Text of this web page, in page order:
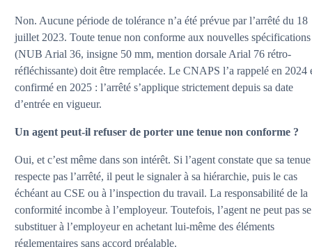
Non. Aucune période de tolérance n’a été prévue par l’arrêté du 18
juillet 2023. Toute tenue non conforme aux nouvelles spécifications
(NUB Arial 36, insigne 50 mm, mention dorsale Arial 76 rétro-
réfléchissante) doit être remplacée. Le CNAPS l’a rappelé en 2024
confirmé en 2025 : l’arrêté s’applique strictement depuis sa date
d’entrée en vigueur.
Un agent peut-il refuser de porter une tenue non conforme ?
Oui, et c’est même dans son intérêt. Si l’agent constate que sa
respecte pas l’arrêté, il peut le signaler à sa hiérarchie, puis le cas
échéant au CSE ou à l’inspection du travail. La responsabilité de la
conformité incombe à l’employeur. Toutefois, l’agent ne peut pas se
substituer à l’employeur en achetant lui-même des éléments
réglementaires sans accord préalable.